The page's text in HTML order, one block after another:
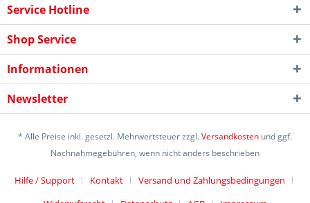
Service Hotline
Shop Service
Informationen
Newsletter
* Alle Preise inkl. gesetzl. Mehrwertsteuer zzgl.Versandkosten und ggf.
Nachnahmegebühren, wenn nicht anders beschrieben
Hilfe / Support Kontakt
Versand und Zahlungsbedingungen